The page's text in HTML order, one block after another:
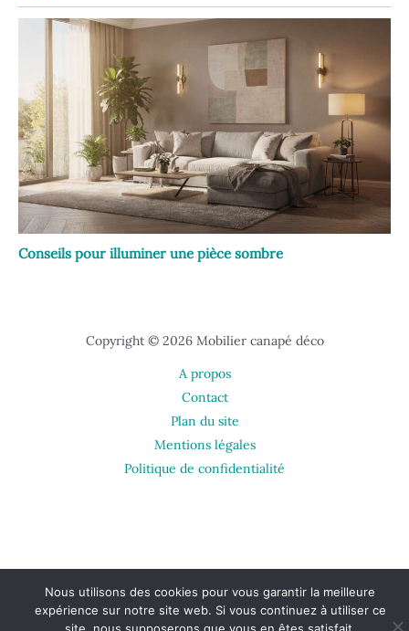
Conseils pour illuminer une pièce sombre
Copyright © 2026 Mobilier canapé déco
A propos
Contact
Plan du site
Mentions légales
Politique de confidentialité
Nous utilisons des cookies pour vous garantir la meilleure
expérience sur notre site web. Si vous continuez à utiliser ce